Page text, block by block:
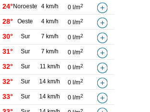
24° Noroeste 4 km/h 0 l/m2
28° Oeste 4 km/h 0 l/m2
30° Sur 7 km/h 0 l/m2
31° Sur 7 km/h 0 l/m2
32° Sur 11 km/h 0 l/m2
32° Sur 14 km/h 0 l/m2
33° Sur 14 km/h 0 l/m2